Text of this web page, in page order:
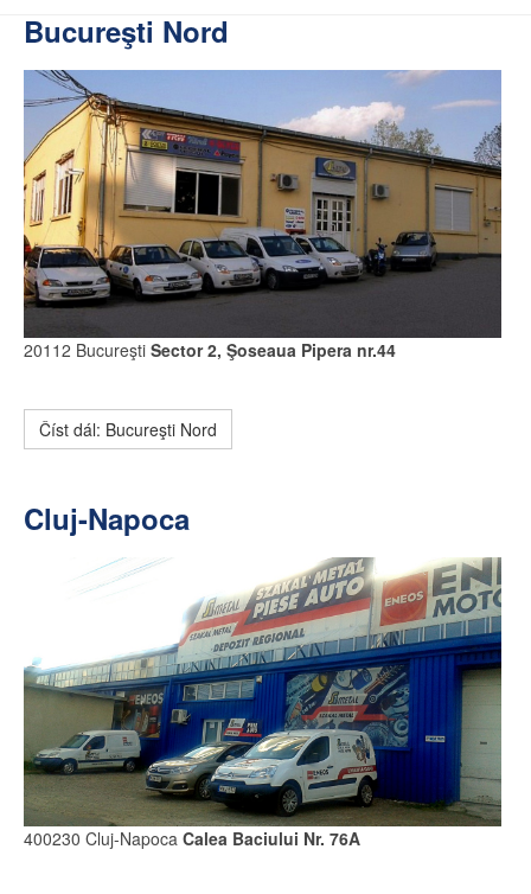
Bucureşti Nord
20112 Bucureşti Sector 2, Şoseaua Pipera nr.44
Číst dál: Bucureşti Nord
Cluj-Napoca
400230 Cluj-Napoca Calea Baciului Nr. 76A